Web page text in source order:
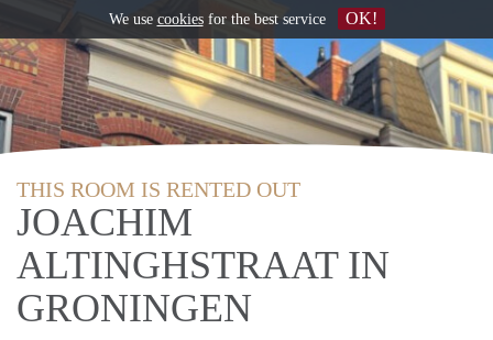
THIS ROOM IS RENTED OUT
JOACHIM
ALTINGHSTRAAT IN
GRONINGEN
We use cookiesfor the best service OK!